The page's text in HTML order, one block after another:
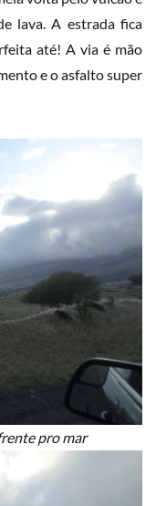
lava. A estrada fica
até! A via é mão
e o asfalto super
pro mar